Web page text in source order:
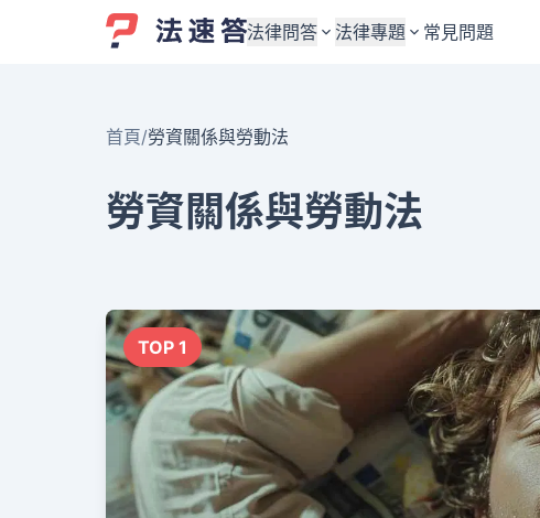
法律問答
勞資關係與勞動法
交通事故與賠償
其他案件類型
法律專題
交通事故與賠償
其他案件類型
常見問題
首頁/勞資關係與勞動法
勞資關係與勞動法
TOP 1